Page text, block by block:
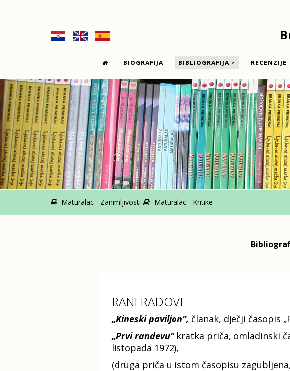
BIOGRAFIJA BIBLIOGRAFIJA RECENZIJE
Maturalac - Zanimljivosti Maturalac - Kritike
RANI RADOVI
„Kineski paviljon“, članak, dječji časopis
„Prvi randevu“kratka priča, omladinski
listopada 1972),
(druga priča u istom časopisu